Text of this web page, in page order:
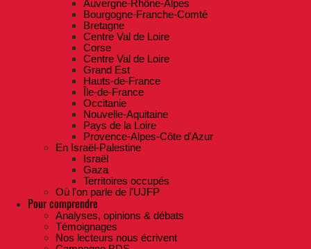
Auvergne-Rhône-Alpes
Bourgogne-Franche-Comté
Bretagne
Centre Val de Loire
Corse
Centre Val de Loire
Grand Est
Hauts-de-France
Île-de-France
Occitanie
Nouvelle-Aquitaine
Pays de la Loire
Provence-Alpes-Côte d'Azur
En Israël-Palestine
Israël
Gaza
Territoires occupés
Où l'on parle de l'UJFP
Pour comprendre
Analyses, opinions & débats
Témoignages
Nos lecteurs nous écrivent